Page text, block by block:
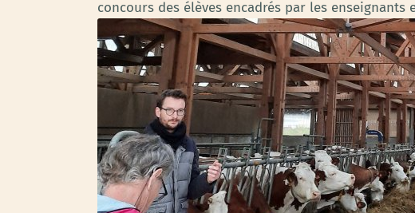
concours des élèves encadrés par les enseignants